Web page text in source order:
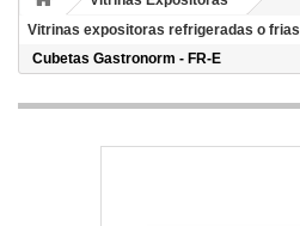
Vitrinas expositoras refrigeradas o frias
Cubetas Gastronorm - FR-E